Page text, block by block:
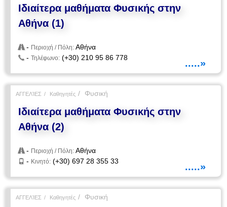
Ιδιαίτερα μαθήματα Φυσικής στην
Αθήνα (1)
- Περιοχή / Πόλη: Αθήνα
-Τηλέφωνο: (+30) 210 95 86 778 .....»
ΑΓΓΕΛΊΕΣ Καθηγητές Φυσική
Ιδιαίτερα μαθήματα Φυσικής στην
Αθήνα (2)
- Περιοχή / Πόλη: Αθήνα
- Κινητό: (+30) 697 28 355 33 .....»
ΑΓΓΕΛΊΕΣ Καθηγητές Φυσική